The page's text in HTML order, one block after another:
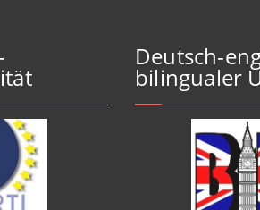
Deutsch-
bilingualer